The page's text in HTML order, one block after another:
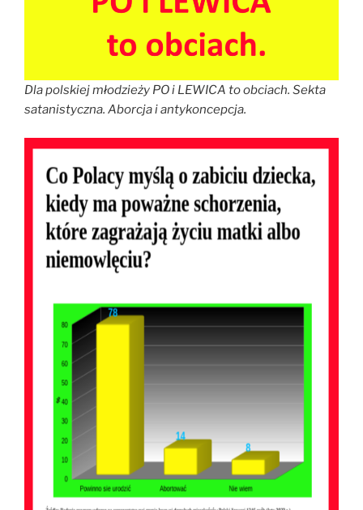
Dla polskiej młodzieży PO i LEWICA to obciach. Sekta
satanistyczna. Aborcja i antykoncepcja.